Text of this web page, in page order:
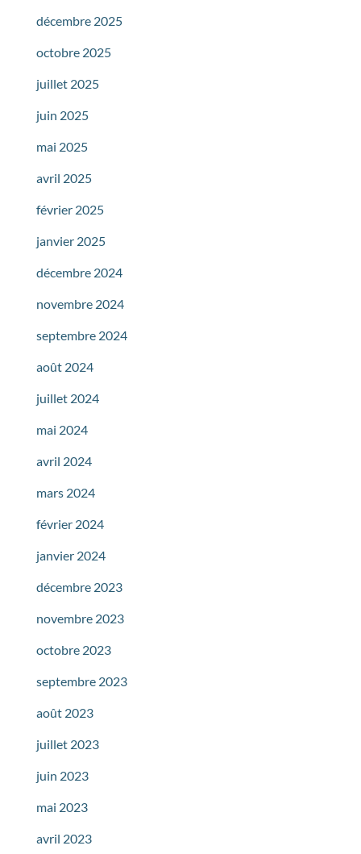
décembre 2025
octobre 2025
juillet 2025
juin 2025
mai 2025
avril 2025
février 2025
janvier 2025
décembre 2024
novembre 2024
septembre 2024
août 2024
juillet 2024
mai 2024
avril 2024
mars 2024
février 2024
janvier 2024
décembre 2023
novembre 2023
octobre 2023
septembre 2023
août 2023
juillet 2023
juin 2023
mai 2023
avril 2023